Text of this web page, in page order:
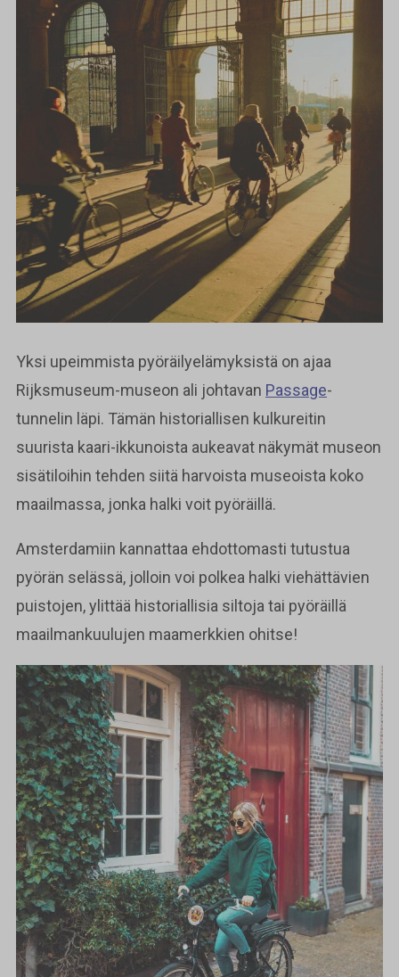
Yksi upeimmista pyöräilyelämyksistä on ajaa
Rijksmuseum-museon ali johtavan Passage-
tunnelin läpi. Tämän historiallisen kulkureitin
suurista kaari-ikkunoista aukeavat näkymät museon
sisätiloihin tehden siitä harvoista museoista koko
maailmassa, jonka halki voit pyöräillä.
Amsterdamiin kannattaa ehdottomasti tutustua
pyörän selässä, jolloin voi polkea halki viehättävien
puistojen, ylittää historiallisia siltoja tai pyöräillä
maailmankuulujen maamerkkien ohitse!